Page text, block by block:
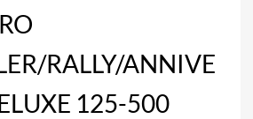
RALLY/ANNIVE
125-500